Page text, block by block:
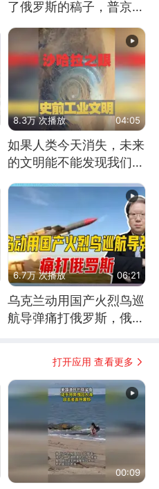
了俄罗斯的稿子，普京说
战胜自己就是胜利
8.3万 次播放 04:05
如果人类今天消失，未来
的文明能不能发现我们存
6.7万 次播放 06:21
乌克兰动用国产火烈鸟巡
航导弹痛打俄罗斯，俄军
打开应用 查看更多
00:09